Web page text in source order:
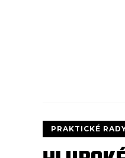
PRAKTICKÉ